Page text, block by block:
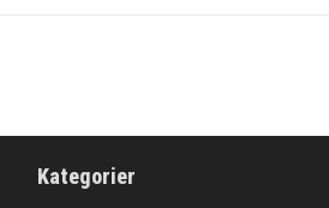
Kategorier